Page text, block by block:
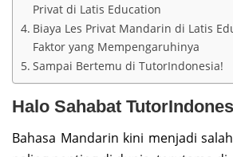
Privat di Latis Education
Biaya Les Privat Mandarin di Latis
Faktor yang Mempengaruhinya
Sampai Bertemu di TutorIndonesia!
Halo Sahabat
Bahasa Mandarin kini menjadi